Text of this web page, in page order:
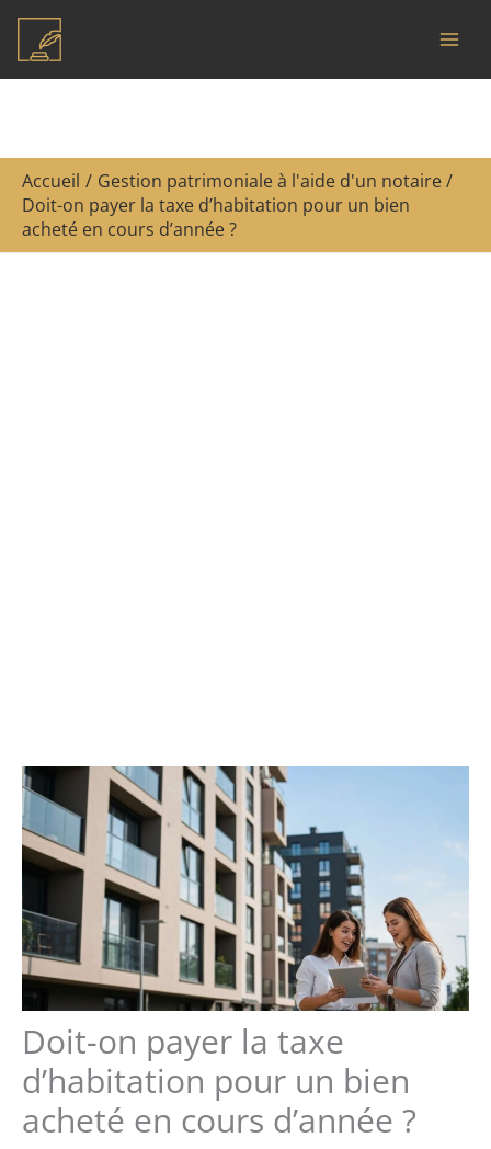
Aller
contenu
Accueil
Gestion patrimoniale à l'aide d'un notaire
Doit-on payer la taxe d’habitation pour un bien
acheté en cours d’année ?
Doit-on payer la taxe
d’habitation pour un bien
acheté en cours d’année ?
R
e
c
e
r
c